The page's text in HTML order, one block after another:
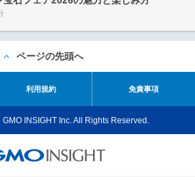
ページの先頭へ
利用規約 免責事項
INSIGHT Inc. All Rights Reserved.